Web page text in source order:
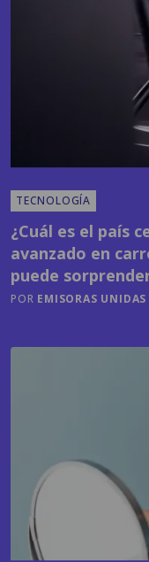
avanzado en
puede sorprender
EMISORAS UNIDAS
MODA Y BELLEZA